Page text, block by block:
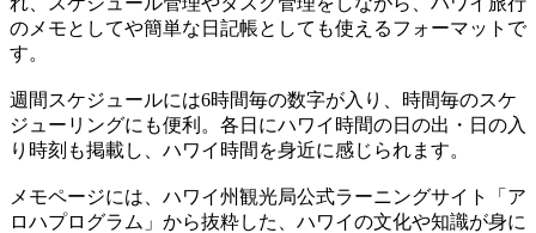
のメモとしてや簡単な日記帳としても使えるフォーマットで
す。
週間スケジュールには6時間毎の数字が入り、時間毎のスケ
ジューリングにも便利。各日にハワイ時間の日の出・日の入
り時刻も掲載し、ハワイ時間を身近に感じられます。
メモページには、ハワイ州観光局公式ラーニングサイト「ア
ロハプログラム」から抜粋した、ハワイの文化や知識が身に